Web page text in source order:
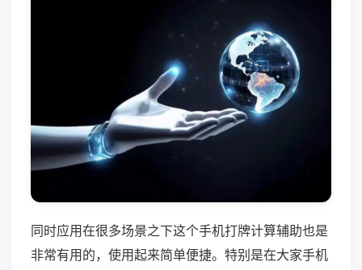
同时应用在很多场景之下这个手机打牌计算辅助也是
非常有用的，使用起来简单便捷。特别是在大家手机